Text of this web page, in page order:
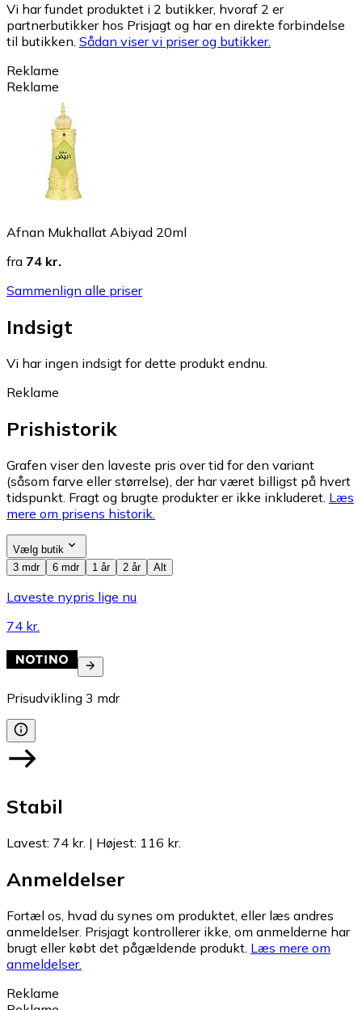
Vi har fundet produktet i 2 butikker, hvoraf 2 er
partnerbutikker hos Prisjagt og har en direkte forbindelse
til butikken. Sådan viser vi priser og butikker.
Reklame
Reklame
Afnan Mukhallat Abiyad 20ml
fra 74 kr.
Sammenlign alle priser
Indsigt
Vi har ingen indsigt for dette produkt endnu.
Reklame
Prishistorik
Grafen viser den laveste pris over tid for den variant
(såsom farve eller størrelse), der har været billigst på hvert
tidspunkt. Fragt og brugte produkter er ikke inkluderet. Læs
mere om prisens historik.
Vælg butik
3 mdr
6 mdr 1 år 2 år Alt
Laveste nypris lige nu
74 kr.
Prisudvikling 3 mdr
Stabil
Lavest: 74 kr. | Højest: 116 kr.
Anmeldelser
Fortæl os, hvad du synes om produktet, eller læs andres
anmeldelser. Prisjagt kontrollerer ikke, om anmelderne har
brugt eller købt det pågældende produkt. Læs mere om
anmeldelser.
Reklame